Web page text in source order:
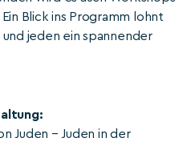
Blick ins Programm lohnt
jeden ein spannender
Juden – Juden in der